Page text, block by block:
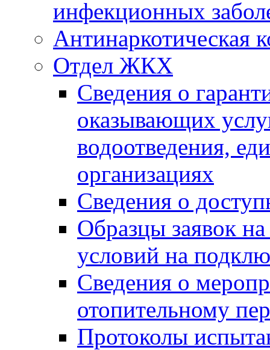
инфекционных
Антинаркотическая
Отдел ЖКХ
Сведения о
оказывающих
водоотведения,
организациях
Сведения о
Образцы заявок
условий на
Сведения о
отопительному
Протоколы